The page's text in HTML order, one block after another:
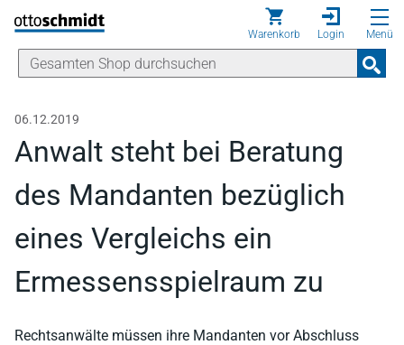
Direkt zum Inhalt
Warenkorb Login Menü
06.12.2019
Anwalt steht bei Beratung
des Mandanten bezüglich
eines Vergleichs ein
Ermessensspielraum zu
Rechtsanwälte müssen ihre Mandanten vor Abschluss